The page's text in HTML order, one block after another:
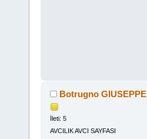
Botrugno GIUSEPPE
İleti: 5
AVCILIK AVCI SAYFASI